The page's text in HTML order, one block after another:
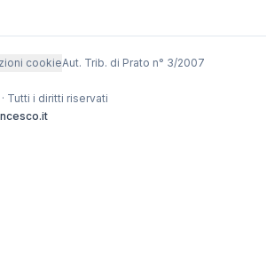
cookieAut. Trib. di Prato n° 3/2007
Tutti i diritti riservati